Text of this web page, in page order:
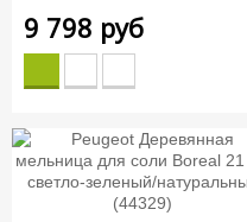
9 798 руб